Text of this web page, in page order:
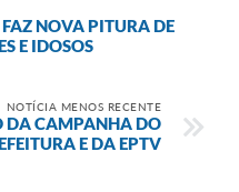
NOVA PITURA DE
E IDOSOS
NOTÍCIA MENOS RECENTE
DA CAMPANHA DO
E DA EPTV